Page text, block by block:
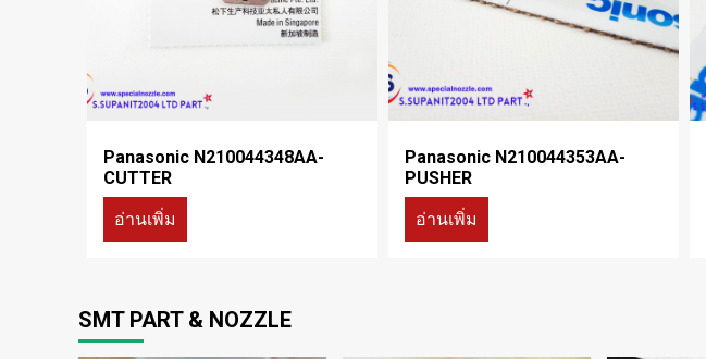
Panasonic N210044348AA-
CUTTER
อ่านเพิ่ม
Panasonic N210044353AA-
PUSHER
อ่านเพิ่ม
SMT PART & NOZZLE